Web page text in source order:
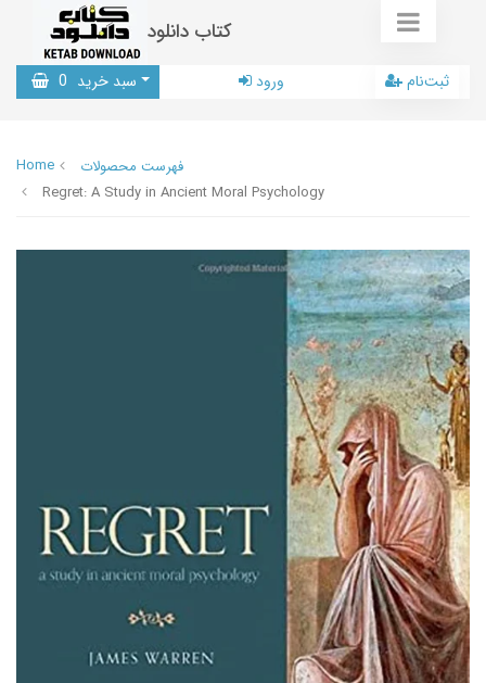
کتاب دانلود
سبد خرید 0 ورود ثبت‌نام
Home
فهرست محصولات
Regret: A Study in Ancient Moral Psychology